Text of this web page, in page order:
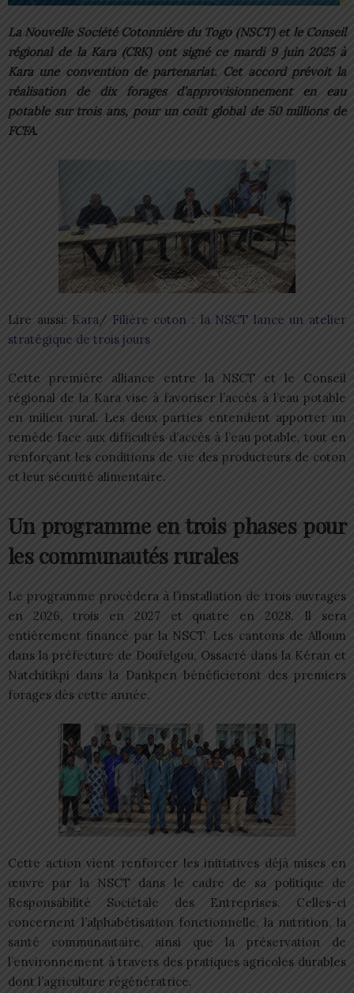
La Nouvelle Société Cotonnière du Togo (NSCT) et le Conseil
régional de la Kara (CRK) ont signé ce mardi 9 juin 2025 à
Kara une convention de partenariat. Cet accord prévoit la
réalisation de dix forages d’approvisionnement en eau
potable sur trois ans, pour un coût global de 50 millions de
FCFA.
Lire aussi: Kara/ Filière coton : la NSCT lance un atelier
stratégique de trois jours
Cette première alliance entre la NSCT et le Conseil
régional de la Kara vise à favoriser l’accès à l’eau potable
en milieu rural. Les deux parties entendent apporter un
remède face aux difficultés d’accès à l’eau potable, tout en
renforçant les conditions de vie des producteurs de coton
et leur sécurité alimentaire.
Un programme en trois phases pour
les communautés rurales
Le programme procèdera à l’installation de trois ouvrages
en 2026, trois en 2027 et quatre en 2028. Il sera
entièrement financé par la NSCT. Les cantons de Alloum
dans la préfecture de Doufelgou, Ossacré dans la Kéran et
Natchitikpi dans la Dankpen bénéficieront des premiers
forages dès cette année.
Cette action vient renforcer les initiatives déjà mises en
œuvre par la NSCT dans le cadre de sa politique de
Responsabilité Sociétale des Entreprises. Celles-ci
concernent l’alphabétisation fonctionnelle, la nutrition, la
santé communautaire, ainsi que la préservation de
l’environnement à travers des pratiques agricoles durables
dont l’agriculture régénératrice.